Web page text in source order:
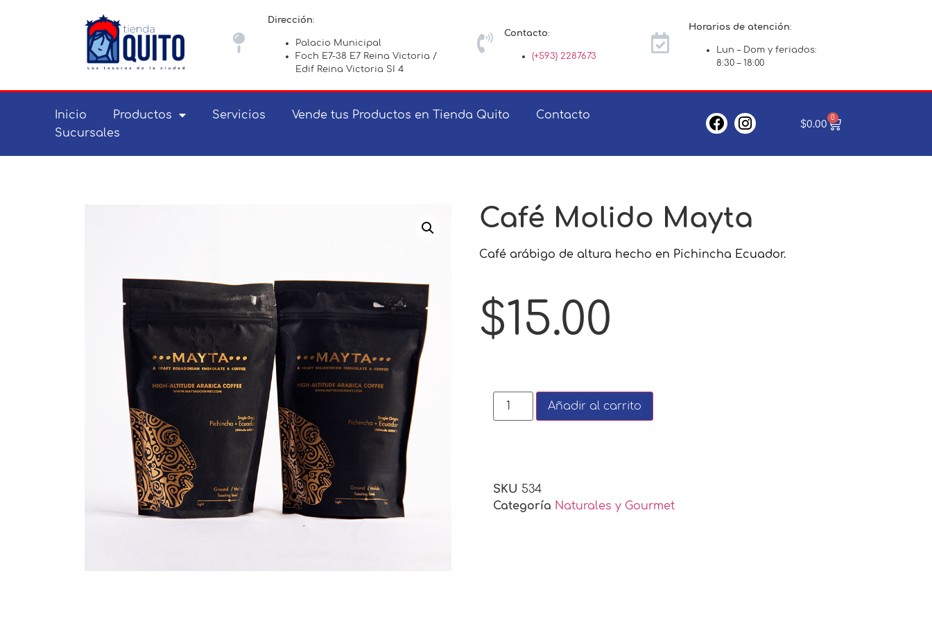
Dirección:
Palacio Municipal
Foch E7-38 E7 Reina Victoria /
Edif Reina Victoria SI 4
Contacto:
(+593) 2287673
Horarios de atención:
Lun – Dom y feriados:
8:30 – 18:00
Inicio Productos Servicios Vende tus Productos en Tienda Quito
Contacto
Sucursales
$0.00
0
Café Molido Mayta
Café arábigo de altura hecho en Pichincha Ecuador.
$15.00
Añadir al carrito
SKU 534
Categoría Naturales y Gourmet